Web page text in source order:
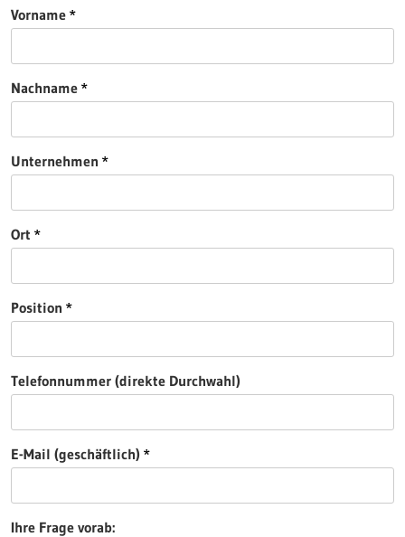
Vorname
Nachname
Unternehmen
Ort
Position
Telefonnummer (direkte Durchwahl)
E-Mail (geschäftlich)
Ihre Frage vorab: